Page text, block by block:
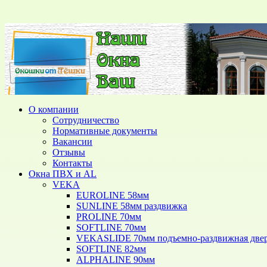
О компании
Сотрудничество
Нормативные документы
Вакансии
Отзывы
Контакты
Окна ПВХ и AL
VEKA
EUROLINE 58мм
SUNLINE 58мм раздвижка
PROLINE 70мм
SOFTLINE 70мм
VEKASLIDE 70мм подъемно-раздвижная
SOFTLINE 82мм
ALPHALINE 90мм